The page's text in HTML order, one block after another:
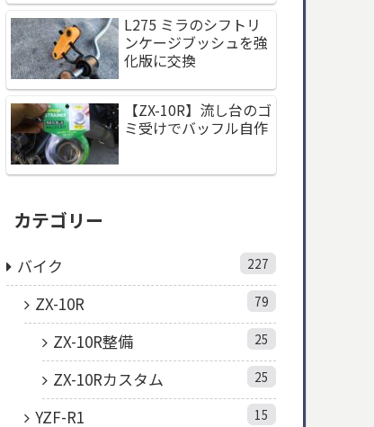
L275 ミラのシフトリ
ンケージブッシュを強
化版に交換
【ZX-10R】流し台のゴ
ミ受けでバッフル自作
カテゴリー
バイク 227
ZX-10R 79
ZX-10R整備 25
ZX-10Rカスタム 25
YZF-R1 15